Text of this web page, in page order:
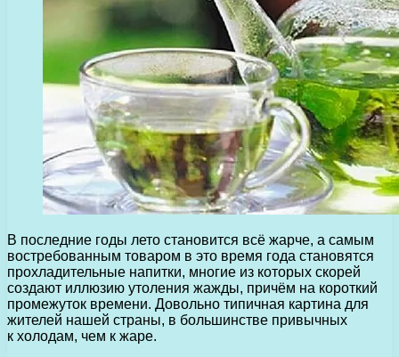
В последние годы лето становится всё жарче, а самым
востребованным товаром в это время года становятся
прохладительные напитки, многие из которых скорей
создают иллюзию утоления жажды, причём на короткий
промежуток времени. Довольно типичная картина для
жителей нашей страны, в большинстве привычных
к холодам, чем к жаре.